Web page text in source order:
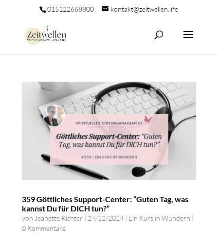
015122668800 kontakt@zeitwellen.life
359 Göttliches Support-Center: “Guten Tag, was
kannst Du für DICH tun?”
von Jeanette Richter | 24/12/2024| Ein Kurs in Wundern |
0 Kommentare